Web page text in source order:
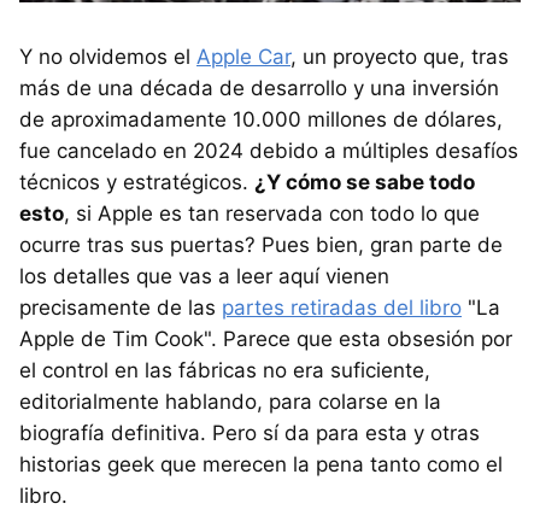
Y no olvidemos el Apple Car, un proyecto que, tras
más de una década de desarrollo y una inversión
de aproximadamente 10.000 millones de dólares,
fue cancelado en 2024 debido a múltiples desafíos
técnicos y estratégicos. ¿Y cómo se sabe todo
esto, si Apple es tan reservada con todo lo que
ocurre tras sus puertas? Pues bien, gran parte de
los detalles que vas a leer aquí vienen
precisamente de las partes retiradas del libro "La
Apple de Tim Cook". Parece que esta obsesión por
el control en las fábricas no era suficiente,
editorialmente hablando, para colarse en la
biografía definitiva. Pero sí da para esta y otras
historias geek que merecen la pena tanto como el
libro.